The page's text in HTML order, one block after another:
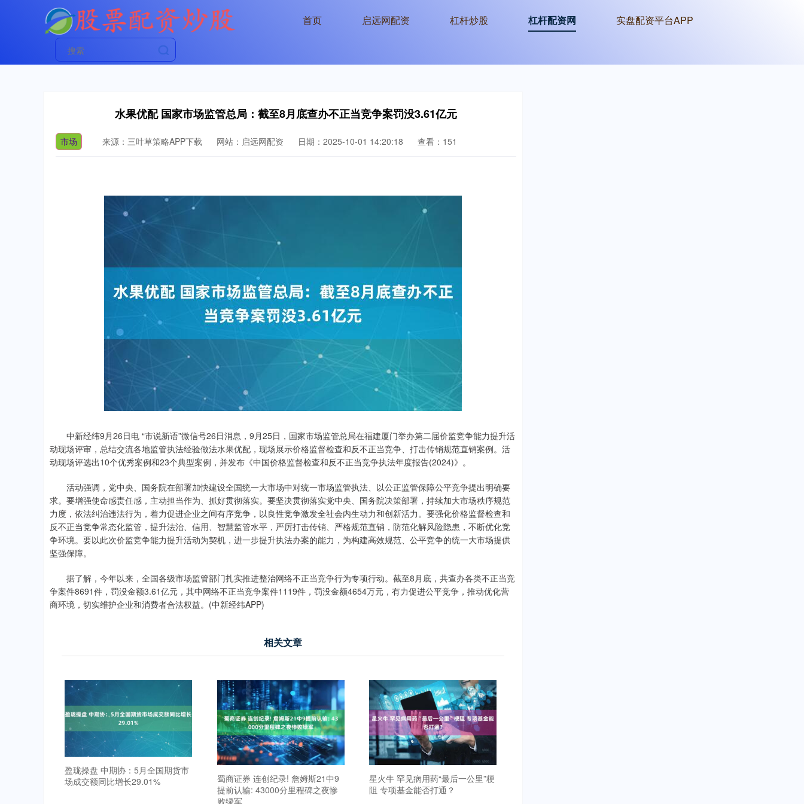
首页 启远网配资 杠杆炒股 杠杆配资网 实盘配资平台APP
水果优配 国家市场监管总局：截至8月底查办不正当竞争案罚没3.61亿元
市场 来源：三叶草策略APP下载 网站：启远网配资 日期：2025-10-01 14:20:18 查看：151
中新经纬9月26日电 “市说新语”微信号26日消息，9月25日，国家市场监管总局在福建厦门举办第二届价监竞争能力提升活
动现场评审，总结交流各地监管执法经验做法水果优配，现场展示价格监督检查和反不正当竞争、打击传销规范直销案例。活
动现场评选出10个优秀案例和23个典型案例，并发布《中国价格监督检查和反不正当竞争执法年度报告(2024)》。
活动强调，党中央、国务院在部署加快建设全国统一大市场中对统一市场监管执法、以公正监管保障公平竞争提出明确要
求。要增强使命感责任感，主动担当作为、抓好贯彻落实。要坚决贯彻落实党中央、国务院决策部署，持续加大市场秩序规范
力度，依法纠治违法行为，着力促进企业之间有序竞争，以良性竞争激发全社会内生动力和创新活力。要强化价格监督检查和
反不正当竞争常态化监管，提升法治、信用、智慧监管水平，严厉打击传销、严格规范直销，防范化解风险隐患，不断优化竞
争环境。要以此次价监竞争能力提升活动为契机，进一步提升执法办案的能力，为构建高效规范、公平竞争的统一大市场提供
坚强保障。
据了解，今年以来，全国各级市场监管部门扎实推进整治网络不正当竞争行为专项行动。截至8月底，共查办各类不正当竞
争案件8691件，罚没金额3.61亿元，其中网络不正当竞争案件1119件，罚没金额4654万元，有力促进公平竞争，推动优化营
商环境，切实维护企业和消费者合法权益。(中新经纬APP)
相关文章
盈珑操盘 中期协：5月全国期货市
场成交额同比增长29.01%
蜀商证券 连创纪录! 詹姆斯21中9
提前认输: 43000分里程碑之夜惨
败绿军
星火牛 罕见病用药“最后一公里”梗
阻 专项基金能否打通？